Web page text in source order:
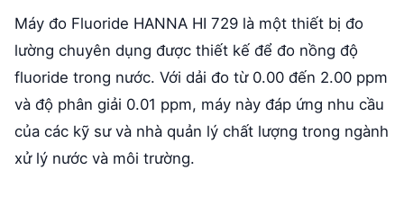
Máy đo Fluoride HANNA HI 729 là một thiết bị đo
lường chuyên dụng được thiết kế để đo nồng độ
fluoride trong nước. Với dải đo từ 0.00 đến 2.00 ppm
và độ phân giải 0.01 ppm, máy này đáp ứng nhu cầu
của các kỹ sư và nhà quản lý chất lượng trong ngành
xử lý nước và môi trường.